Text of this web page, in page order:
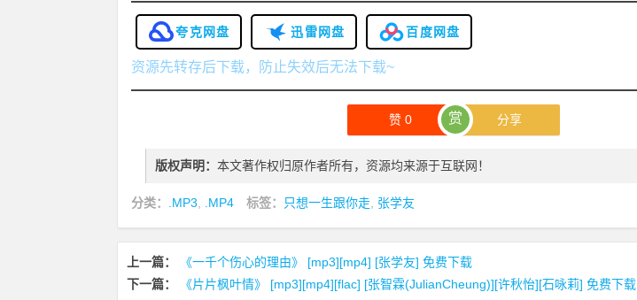
夸克网盘 迅雷网盘 百度网盘
资源先转存后下载，防止失效后无法下载~
赞 0 赏 分享
版权声明：本文著作权归原作者所有，资源均来源于互联网！
分类： .MP3 .MP4 标签： 只想一生跟你走 张学友
上一篇：
《一千个伤心的理由》 [mp3][mp4] [张学友] 免费下载
下一篇：
《片片枫叶情》 [mp3][mp4][flac] [张智霖(JulianCheung)][许秋怡][石咏莉] 免费下载